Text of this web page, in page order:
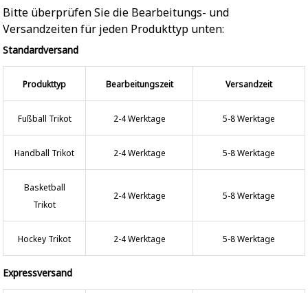
Bitte überprüfen Sie die Bearbeitungs- und
Versandzeiten für jeden Produkttyp unten:
Standardversand
Produkttyp Bearbeitungszeit Versandzeit
Fußball Trikot 2-4 Werktage 5-8 Werktage
Handball Trikot 2-4 Werktage 5-8 Werktage
Basketball
Trikot
2-4 Werktage 5-8 Werktage
Hockey Trikot 2-4 Werktage 5-8 Werktage
Expressversand